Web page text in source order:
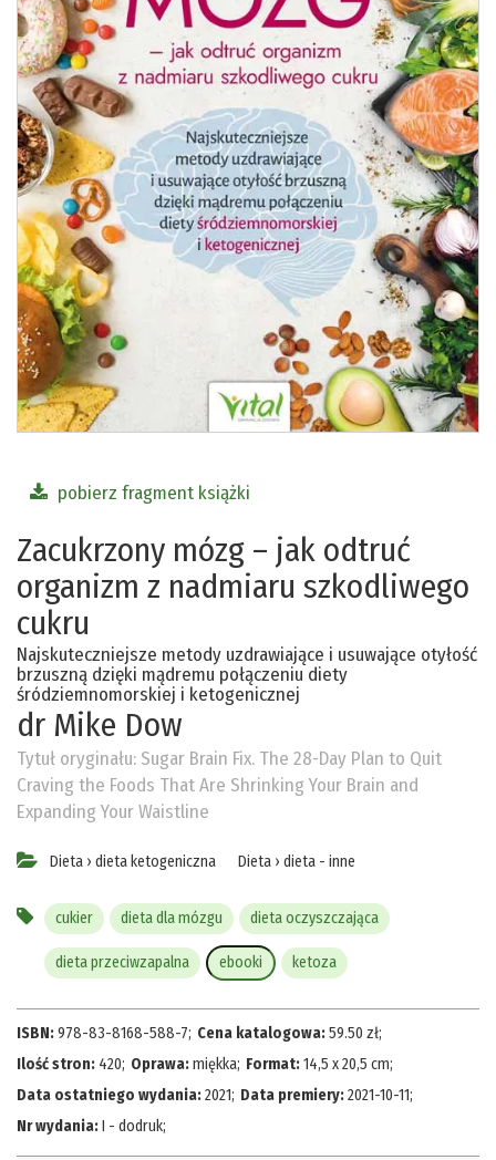
pobierz fragment książki
Zacukrzony mózg – jak odtruć
organizm z nadmiaru szkodliwego
cukru
Najskuteczniejsze metody uzdrawiające i usuwające otyłość
brzuszną dzięki mądremu połączeniu diety
śródziemnomorskiej i ketogenicznej
dr Mike Dow
Tytuł oryginału: Sugar Brain Fix. The 28-Day Plan to Quit
Craving the Foods That Are Shrinking Your Brain and
Expanding Your Waistline
Dieta › dieta ketogeniczna Dieta › dieta - inne
cukier dieta dla mózgu dieta oczyszczająca
dieta przeciwzapalna ebooki ketoza
ISBN:978-83-8168-588-7; Cena katalogowa:59.50 zł;
Ilość stron: 420; Oprawa:miękka; Format:14,5 x 20,5 cm;
Data ostatniego wydania:2021; Data premiery:2021-10-11;
Nr wydania:I - dodruk;